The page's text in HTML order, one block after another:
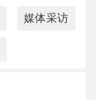
媒体采访